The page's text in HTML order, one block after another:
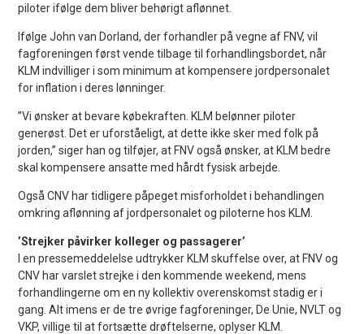
piloter ifølge dem bliver behørigt aflønnet.
Ifølge John van Dorland, der forhandler på vegne af FNV, vil
fagforeningen først vende tilbage til forhandlingsbordet, når
KLM indvilliger i som minimum at kompensere jordpersonalet
for inflation i deres lønninger.
”Vi ønsker at bevare købekraften. KLM belønner piloter
generøst. Det er uforståeligt, at dette ikke sker med folk på
jorden,” siger han og tilføjer, at FNV også ønsker, at KLM bedre
skal kompensere ansatte med hårdt fysisk arbejde.
Også CNV har tidligere påpeget misforholdet i behandlingen
omkring aflønning af jordpersonalet og piloterne hos KLM.
’Strejker påvirker kolleger og passagerer’
I en pressemeddelelse udtrykker KLM skuffelse over, at FNV og
CNV har varslet strejke i den kommende weekend, mens
forhandlingerne om en ny kollektiv overenskomst stadig er i
gang. Alt imens er de tre øvrige fagforeninger, De Unie, NVLT og
VKP, villige til at fortsætte drøftelserne, oplyser KLM.